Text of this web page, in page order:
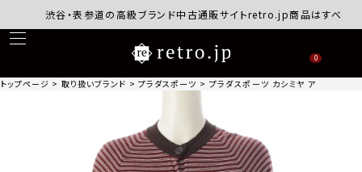
渋谷・表参道の高級ブランド中古通販サイトretro.jp商品はすべて正規品
0
トップページ 取り扱いブランド プラダスポーツ プラダスポーツ カシミヤ アーカイブ